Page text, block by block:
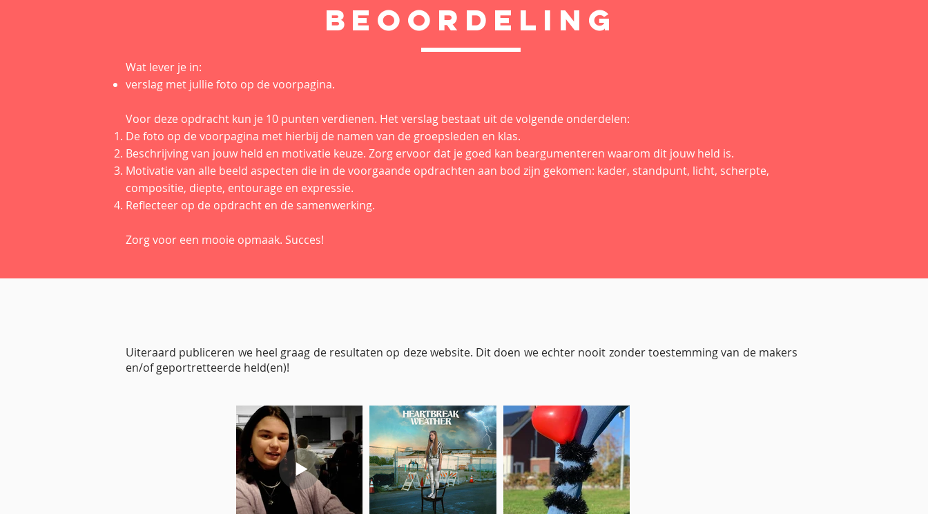
Uiteraard publiceren we heel graag de resultaten op deze website. Dit doen we echter nooit zonder toestemming van de makers
en/of geportretteerde held(en)!
Beoordeling
Wat lever je in: ​
verslag met jullie foto op de voorpagina.
Voor deze opdracht kun je 10 punten verdienen. Het verslag bestaat uit de volgende onderdelen:
De foto op de voorpagina met hierbij de namen van de groepsleden en klas.
Beschrijving van jouw held en motivatie keuze. Zorg ervoor dat je goed kan beargumenteren waarom dit jouw held is.
Motivatie van alle beeld aspecten die in de voorgaande opdrachten aan bod zijn gekomen: kader, standpunt, licht, scherpte,
compositie, diepte, entourage en expressie.
Reflecteer op de opdracht en de samenwerking.
Zorg voor een mooie opmaak. Succes!